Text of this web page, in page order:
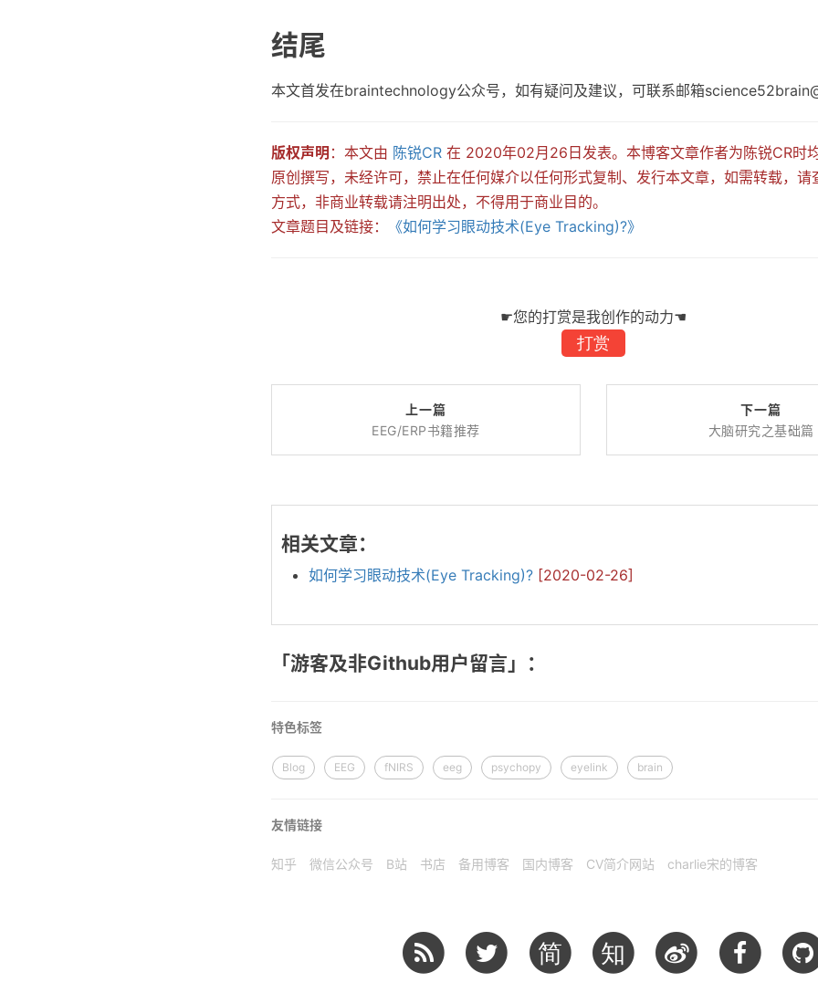
结尾
本文首发在braintechnology公众号，如有疑问及建议，可联系邮箱
版权声明 ：本文由 陈锐CR 在 2020年02月26日发表。本博客文章作者为陈锐CR时
原创撰写，未经许可，禁止在任何媒介以任何形式复制、发行本文章，如需转载，
方式，非商业转载请注明出处，不得用于商业目的。
文章题目及链接：
《如何学习眼动技术(Eye Tracking)?》
☛您的打赏是我创作的动力☚
打赏
上一篇
EEG/ERP书籍推荐
下一篇
大脑研究之基础篇
相关文章：
如何学习眼动技术(Eye Tracking)? [2020-02-26]
「游客及非Github用户留言」：
特色标签
Blog EEG fNIRS eeg psychopy eyelink brain
友情链接
知乎 微信公众号 B站 书店 备用博客 国内博客 CV简介网站 charlie宋的博客
简 知